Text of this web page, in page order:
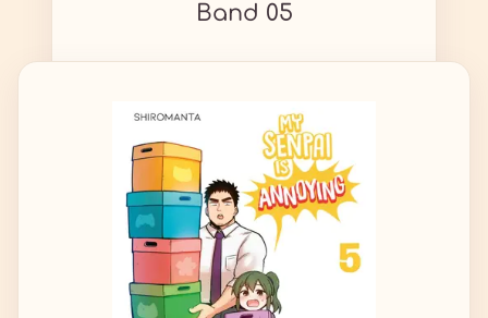
Band 05
Bildergalerie überspringen